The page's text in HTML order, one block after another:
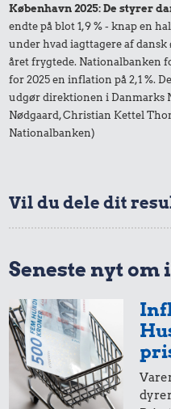
0,38 kr.
10
København 2025: De styrer
endte på blot 1,9 % - knap en
under hvad iagttagere af
året frygtede. Nationalbanken
for 2025 en inflation på 2,1 %.
udgør direktionen i Danmarks
Nødgaard, Christian Kettel
Nationalbanken)
Vil du dele dit
Seneste nyt